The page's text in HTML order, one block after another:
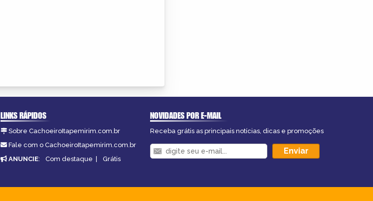
LINKS RÁPIDOS
Sobre CachoeiroItapemirim.com.br
Fale com o CachoeiroItapemirim.com.br
ANUNCIE: Com destaque | Grátis
NOVIDADES POR E-MAIL
Receba grátis as principais notícias, dicas e promoções